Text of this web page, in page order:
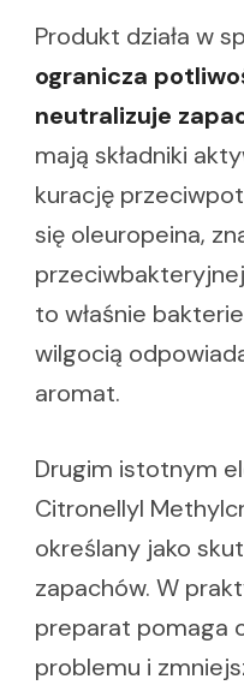
Produkt działa w
ogranicza
neutralizuje
mają składniki
kurację
się oleuropeina,
to właśnie
wilgocią
aromat.
Drugim istotnym
Citronellyl
określany jako
zapachów. W
preparat pomaga
problemu i